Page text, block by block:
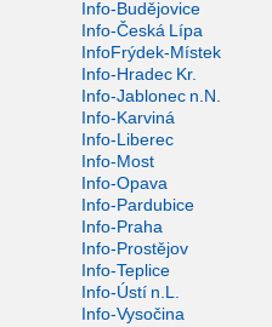
Info-Budějovice
Info-Česká Lípa
InfoFrýdek-Místek
Info-Hradec Kr.
Info-Jablonec n.N.
Info-Karviná
Info-Liberec
Info-Most
Info-Opava
Info-Pardubice
Info-Praha
Info-Prostějov
Info-Teplice
Info-Ústí n.L.
Info-Vysočina